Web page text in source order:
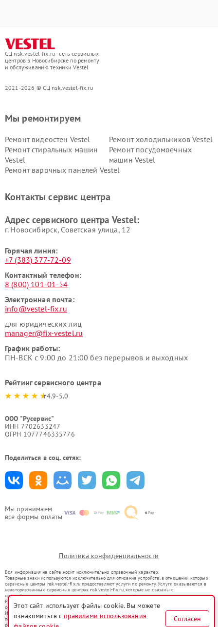
СЦ nsk.vestel-fix.ru - сеть сервисных
центров в Новосибирске по ремонту
и обслуживанию техники Vestel
2021-2026 © СЦ nsk.vestel-fix.ru
Мы принимаем
все формы оплаты
Мы ремонтируем
Ремонт видеостен Vestel
Ремонт холодильников Vestel
Ремонт стиральных машин
Vestel
Ремонт посудомоечных
машин Vestel
Ремонт варочных панелей Vestel
Контакты сервис центра
Адрес сервисного центра Vestel:
г. Новосибирск, Советская улица, 12
Горячая линия:
+7 (383) 377-72-09
Контактный телефон:
8 (800) 101-01-54
Электронная почта:
info@vestel-fix.ru
для юридических лиц
manager@fix-vestel.ru
График работы:
ПН-ВСК с 9:00 до 21:00 без перерывов и выходных
Рейтинг сервисного центра
4.9-5.0
ООО "Русервис"
ИНН 7702633247
ОГРН 1077746335776
Поделиться в соц. сетях:
Политика конфиденциальности
Вся информация на сайте носит исключительно справочный характер.
Товарные знаки используются исключительно для описания устройств, в отношении которых
сервисные центры nsk.vestel-fix.ru предоставляют услуги по ремонту. Услуги оказываются в
неавторизованных сервисных центрах nsk.vestel-fix.ru, которые не связаны с
правообладателями товарных знаков или их официальными представителями.
Ремонт осуществляется для устройств, уже введенных в гражданский оборот в соответствии
со статьей 1487 ГК РФ.
Использование товарных знаков не преследует цели индивидуализации услуг или введения
потребителей в заблуждение, а служит для информирования о предоставляемых услугах по
ремонту техники указанных брендов.
Этот сайт использует файлы cookie. Вы можете
ознакомиться с правилами использования
Согласен